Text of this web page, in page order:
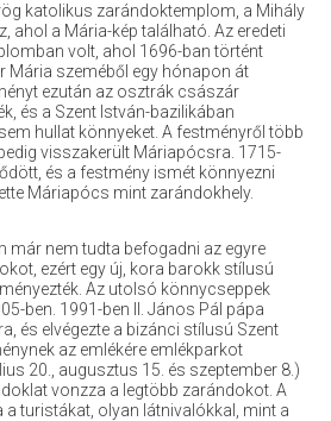
katolikus zarándoktemplom, a Mihály
ahol a Mária-kép található. Az eredeti
volt, ahol 1696-ban történt
Mária szeméből egy hónapon át
ezután az osztrák császár
és a Szent István-bazilikában
hullat könnyeket. A festményről több
visszakerült Máriapócsra. 1715-
és a festmény ismét könnyezni
Máriapócs mint zarándokhely.
már nem tudta befogadni az egyre
ezért egy új, kora barokk stílusú
Az utolsó könnycseppek
ben. 1991-ben II. János Pál pápa
és elvégezte a bizánci stílusú Szent
az emlékére emlékparkot
20., augusztus 15. és szeptember 8.)
vonzza a legtöbb zarándokot. A
a turistákat, olyan látnivalókkal, mint a